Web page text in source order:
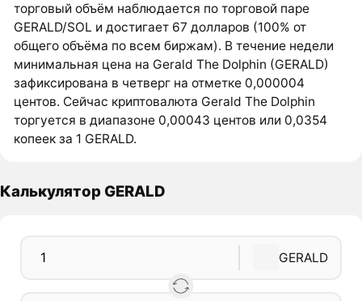
торговый объём наблюдается по торговой паре
GERALD/SOL и достигает 67 долларов (100% от
общего объёма по всем биржам). В течение недели
минимальная цена на Gerald The Dolphin (GERALD)
зафиксирована в четверг на отметке 0,000004
центов. Сейчас криптовалюта Gerald The Dolphin
торгуется в диапазоне 0,00043 центов или 0,0354
копеек за 1 GERALD.
Калькулятор GERALD
GERALD